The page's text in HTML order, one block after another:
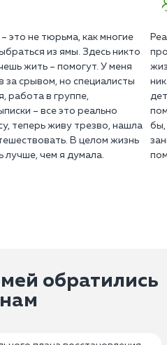
это не тюрьма, как многие
из ямы. Здесь никто
жить – помогут. У меня
за срывом, но специалисты
работа в группе,
– все это реально
теперь живу трезво, нашла
В целом жизнь
лучше, чем я думала.
бы,
обратились